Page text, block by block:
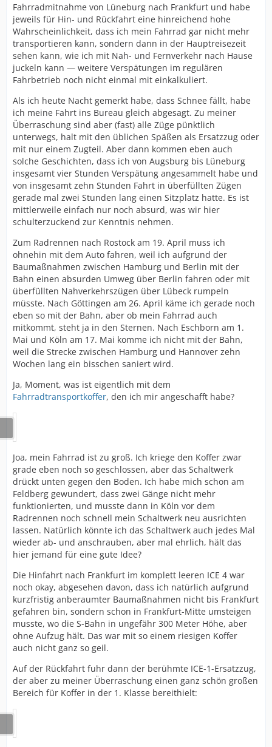
Fahrradmitnahme von Lüneburg nach Frankfurt und habe
jeweils für Hin- und Rückfahrt eine hinreichend hohe
Wahrscheinlichkeit, dass ich mein Fahrrad gar nicht mehr
transportieren kann, sondern dann in der Hauptreisezeit
sehen kann, wie ich mit Nah- und Fernverkehr nach Hause
juckeln kann — weitere Verspätungen im regulären
Fahrbetrieb noch nicht einmal mit einkalkuliert.
Als ich heute Nacht gemerkt habe, dass Schnee fällt, habe
ich meine Fahrt ins Bureau gleich abgesagt. Zu meiner
Überraschung sind aber (fast) alle Züge pünktlich
unterwegs, halt mit den üblichen Späßen als Ersatzzug oder
mit nur einem Zugteil. Aber dann kommen eben auch
solche Geschichten, dass ich von Augsburg bis Lüneburg
insgesamt vier Stunden Verspätung angesammelt habe und
von insgesamt zehn Stunden Fahrt in überfüllten Zügen
gerade mal zwei Stunden lang einen Sitzplatz hatte. Es ist
mittlerweile einfach nur noch absurd, was wir hier
schulterzuckend zur Kenntnis nehmen.
Zum Radrennen nach Rostock am 19. April muss ich
ohnehin mit dem Auto fahren, weil ich aufgrund der
Baumaßnahmen zwischen Hamburg und Berlin mit der
Bahn einen absurden Umweg über Berlin fahren oder mit
überfüllten Nahverkehrszügen über Lübeck rumpeln
müsste. Nach Göttingen am 26. April käme ich gerade noch
eben so mit der Bahn, aber ob mein Fahrrad auch
mitkommt, steht ja in den Sternen. Nach Eschborn am 1.
Mai und Köln am 17. Mai komme ich nicht mit der Bahn,
weil die Strecke zwischen Hamburg und Hannover zehn
Wochen lang ein bisschen saniert wird.
Ja, Moment, was ist eigentlich mit dem
Fahrradtransportkoffer, den ich mir angeschafft habe?
Joa, mein Fahrrad ist zu groß. Ich kriege den Koffer zwar
grade eben noch so geschlossen, aber das Schaltwerk
drückt unten gegen den Boden. Ich habe mich schon am
Feldberg gewundert, dass zwei Gänge nicht mehr
funktionierten, und musste dann in Köln vor dem
Radrennen noch schnell mein Schaltwerk neu ausrichten
lassen. Natürlich könnte ich das Schaltwerk auch jedes Mal
wieder ab- und anschrauben, aber mal ehrlich, hält das
hier jemand für eine gute Idee?
Die Hinfahrt nach Frankfurt im komplett leeren ICE 4 war
noch okay, abgesehen davon, dass ich natürlich aufgrund
kurzfristig anberaumter Baumaßnahmen nicht bis Frankfurt
gefahren bin, sondern schon in Frankfurt-Mitte umsteigen
musste, wo die S-Bahn in ungefähr 300 Meter Höhe, aber
ohne Aufzug hält. Das war mit so einem riesigen Koffer
auch nicht ganz so geil.
Auf der Rückfahrt fuhr dann der berühmte ICE-1-Ersatzzug,
der aber zu meiner Überraschung einen ganz schön großen
Bereich für Koffer in der 1. Klasse bereithielt: